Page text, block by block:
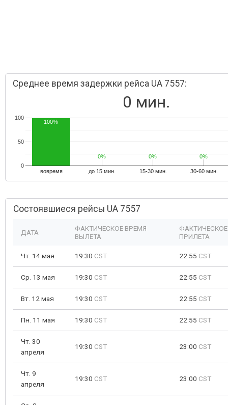
Среднее время задержки рейса UA 7557:
0 мин.
вовремя до 15 мин. 15-30 мин. 30-60 мин.
0
50
100
100%
0%
0% 0%
0% 0%
0%
Состоявшиеся рейсы UA 7557
ДАТА
ФАКТИЧЕСКОЕ ВРЕМЯ
ВЫЛЕТА
ПРИЛЕТА
Чт. 14 мая 19:30 CST 22:55 CST
Ср. 13 мая 19:30 CST 22:55 CST
Вт. 12 мая 19:30 CST 22:55 CST
Пн. 11 мая 19:30 CST 22:55 CST
Чт. 30
апреля
19:30 CST 23:00 CST
Чт. 9
апреля
19:30 CST 23:00 CST